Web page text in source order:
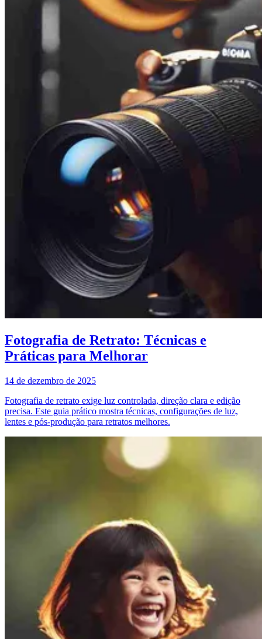
Fotografia de Retrato: Técnicas e
Práticas para Melhorar
14 de dezembro de 2025
Fotografia de retrato exige luz controlada, direção clara e edição
precisa. Este guia prático mostra técnicas, configurações de luz,
lentes e pós-produção para retratos melhores.